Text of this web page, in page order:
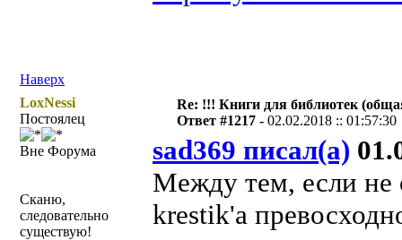
Наверх
LoxNessi
Постоялец
Вне Форума
Сканю,
следовательно
существую!
Re: !!! Книги для библиотек
Ответ #1217 -02.02.2018 :: 01:57:30
sad369 писал(а)
Между тем, если не
krestik'а